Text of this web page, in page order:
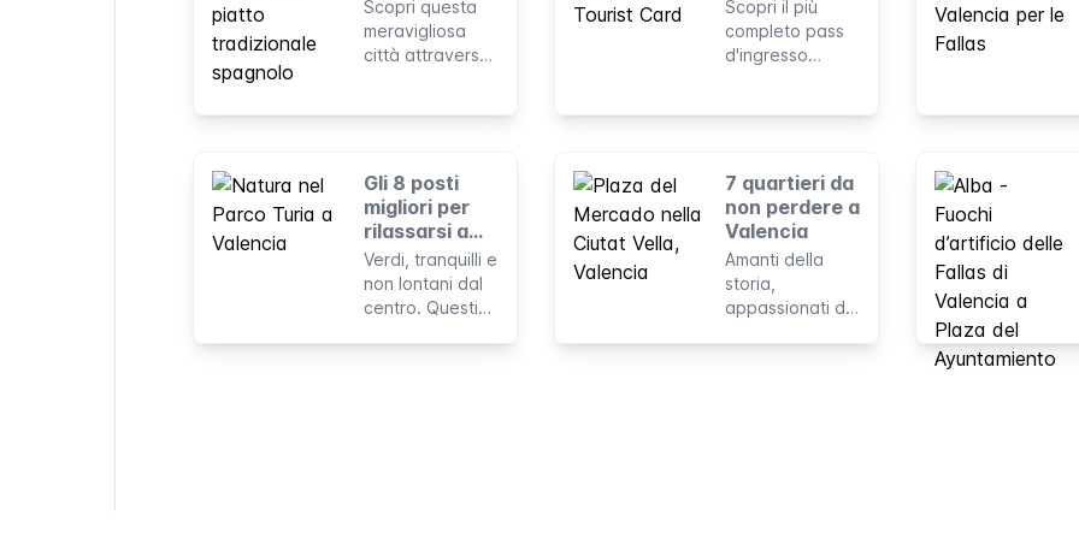
Scopri questa
meravigliosa
città attraverso
Scopri il più
completo pass
d'ingresso
spieghiamo ciò
che c'è da
sapere sulla
Card: i diversi
tipi di tessere e
opzioni, come e
dove
Gli 8 posti
migliori per
rilassarsi a
Valencia
Verdi, tranquilli e
non lontani dal
centro. Questi
7 quartieri da
non perdere a
Valencia
Amanti della
storia,
appassionati di